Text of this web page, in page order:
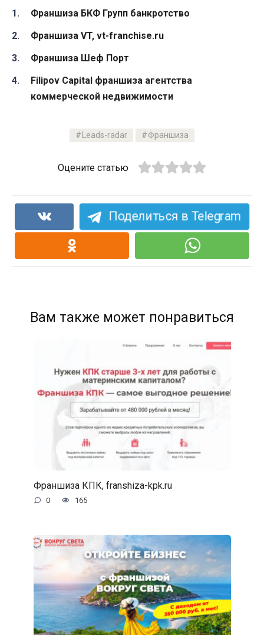
Франшиза БКФ Групп банкротство
Франшиза VT, vt-franchise.ru
Франшиза Шеф Порт
Filipov Capital франшиза агентства
коммерческой недвижимости
Leads-radar Франшиза
Оцените статью
Поделиться в Telegram
Вам также может понравиться
Франшиза КПК, franshiza-kpk.ru
0 165